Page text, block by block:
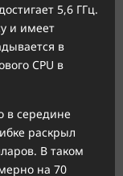
5,6 ГГц.
и имеет
в
CPU в
в середине
раскрыл
В таком
на 70